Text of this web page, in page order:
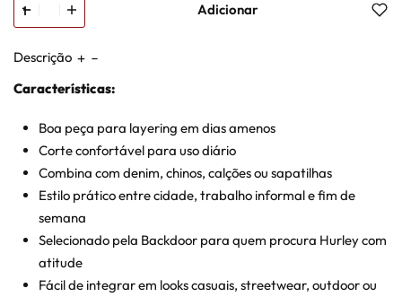
Adicionar
Descrição
Características:
Boa peça para layering em dias amenos
Corte confortável para uso diário
Combina com denim, chinos, calções ou sapatilhas
Estilo prático entre cidade, trabalho informal e fim de
semana
Selecionado pela Backdoor para quem procura Hurley com
atitude
Fácil de integrar em looks casuais, streetwear, outdoor ou